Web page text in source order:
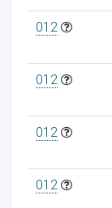
012
012
012
012